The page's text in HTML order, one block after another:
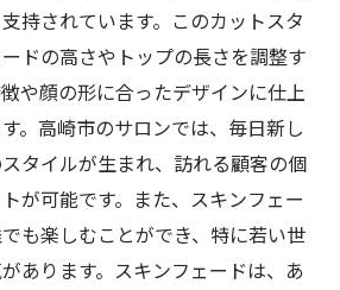
持されています。このカットスタ
ドの高さやトップの長さを調整す
や顔の形に合ったデザインに仕上
。高崎市のサロンでは、毎日新し
タイルが生まれ、訪れる顧客の個
が可能です。また、スキンフェー
も楽しむことができ、特に若い世
あります。スキンフェードは、あ